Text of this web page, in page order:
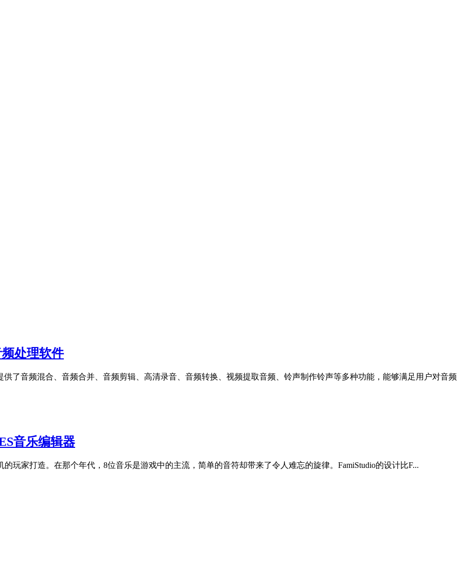
处理软件
了音频混合、音频合并、音频剪辑、高清录音、音频转换、视频提取音频、铃声制作铃声等多种功能，能够满足用户对音频
音乐编辑器
玩家打造。在那个年代，8位音乐是游戏中的主流，简单的音符却带来了令人难忘的旋律。FamiStudio的设计比F...